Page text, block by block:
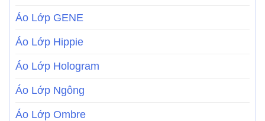
Áo Lớp GENE
Áo Lớp Hippie
Áo Lớp Hologram
Áo Lớp Ngông
Áo Lớp Ombre